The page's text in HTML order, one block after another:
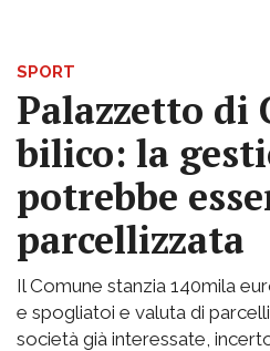
SPORT
Palazzetto di
bilico: la
potrebbe
parcellizzata
Il Comune stanzia 140mila
e spogliatoi e valuta di
società già interessate,